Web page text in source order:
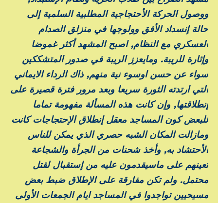
ووصول الحركة الأحتجاجية المطلبية السلمية إلى
حالة إنسداد الأفق وولوجها في منزلق الصدام
العسكري مع النظام, اصبح المشهد أكثر غموضا
وإثارة للريبة. ومايعزز الريبة في صدور المتشككين
سواء عن حسن اوسوء نية منهم, ذاك الرداء الايماني
التي ارتدته الثورة سريعا وبعد مرور فترة قصيرة على
إنطلاقتها, وإن كانت هذه المسألة مفهومة تماما
للبعض كون المساجد معقل إنطلاق الإحتجاجات كانت
ومازالت المكان الشبه حصري الذي يمكن للناس
الأحتشاد به, وأخذ شحنات من الجرأة والشجاعة
تعينهم على ماسيقدمون عليه من إستقبال لقتل
محتمل. ولم تكن مفارقة على الإطلاق ضبط بعض
مسيحيين تواجدوا في المساجد ايام الجمعات الأولى